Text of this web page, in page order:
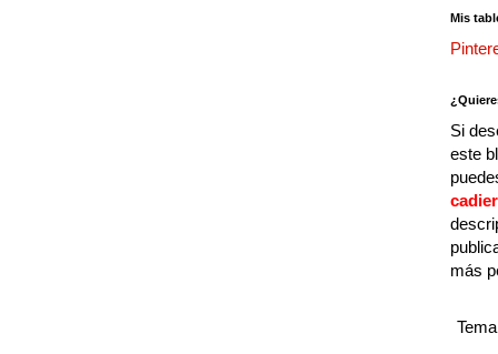
Mis
Si
este
más